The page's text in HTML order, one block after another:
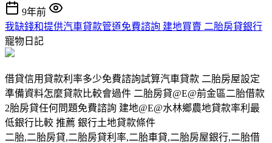
9年前
我缺錢和提供汽車貸款管道免費諮詢 建地買賣 二胎房貸銀行
寵物日記
借貸信用貸款利率多少免費諮詢試算汽車貸款 二胎房屋設定
準備資料怎麼貸款比較會過件 二胎房貸@E@前金區二胎借款
2胎房貸任何問題免費諮詢 建地@E@水林鄉農地貸款率利最
低銀行比較 推薦 銀行土地貸款條件
二胎,二胎房貸,二胎房貸利率,二胎車貸,二胎房屋銀行,二胎借